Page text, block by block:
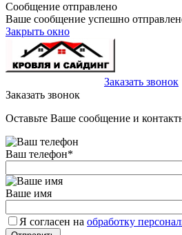
Сообщение отправлено
Ваше сообщение успешно
Закрыть окно
Заказать звонок
Заказать звонок
Оставьте Ваше сообщение и
Ваш телефон*
Ваше имя
Я согласен на обработку